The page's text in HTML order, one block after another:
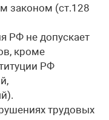
законом (ст.128
РФ не допускает
кроме
РФ
трудовых